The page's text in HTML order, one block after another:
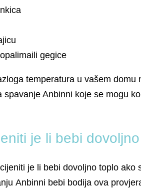
gegice
temperatura u vašem
spavanje Anbinni koje se mogu
je li bebi
je li bebi dovoljno toplo
Anbinni bebi bodija ova